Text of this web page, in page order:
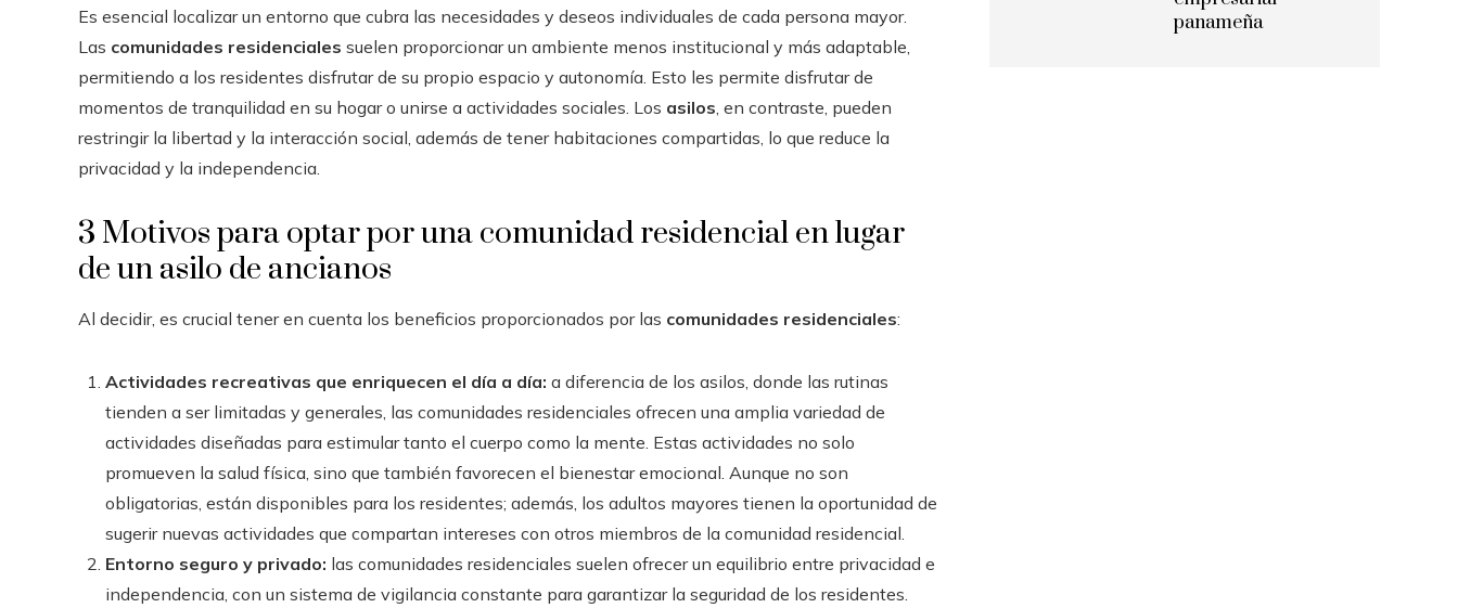
Es esencial localizar un entorno que cubra las necesidades y deseos individuales de cada persona mayor.
Las comunidades residenciales suelen proporcionar un ambiente menos institucional y más adaptable,
permitiendo a los residentes disfrutar de su propio espacio y autonomía. Esto les permite disfrutar de
momentos de tranquilidad en su hogar o unirse a actividades sociales. Los asilos , en contraste, pueden
restringir la libertad y la interacción social, además de tener habitaciones compartidas, lo que reduce la
privacidad y la independencia.
3 Motivos para optar por una comunidad residencial en lugar
de un asilo de ancianos
Al decidir, es crucial tener en cuenta los beneficios proporcionados por las comunidades residenciales:
Actividades recreativas que enriquecen el día a día: a diferencia de los asilos, donde las rutinas
tienden a ser limitadas y generales, las comunidades residenciales ofrecen una amplia variedad de
actividades diseñadas para estimular tanto el cuerpo como la mente. Estas actividades no solo
promueven la salud física, sino que también favorecen el bienestar emocional. Aunque no son
obligatorias, están disponibles para los residentes; además, los adultos mayores tienen la oportunidad de
sugerir nuevas actividades que compartan intereses con otros miembros de la comunidad residencial.
Entorno seguro y privado: las comunidades residenciales suelen ofrecer un equilibrio entre privacidad e
independencia, con un sistema de vigilancia constante para garantizar la seguridad de los residentes.
panameña